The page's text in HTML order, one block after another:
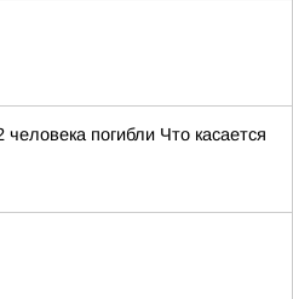
погибли Что касается